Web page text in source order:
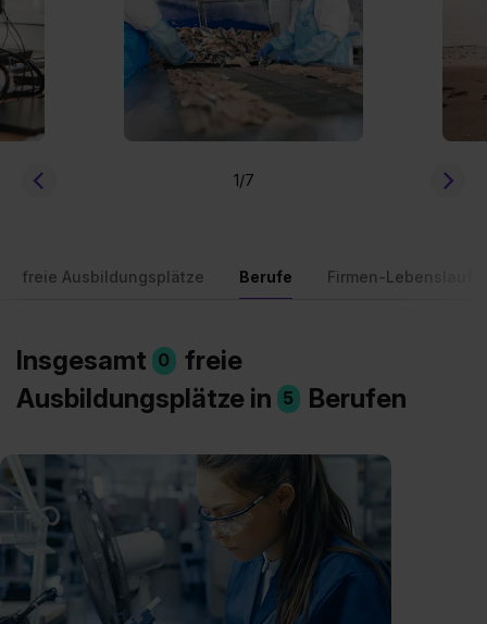
1/7
freie Ausbildungsplätze Berufe Firmen-Lebenslauf
Insgesamt 0
freie
Ausbildungsplätze in 5 Berufen